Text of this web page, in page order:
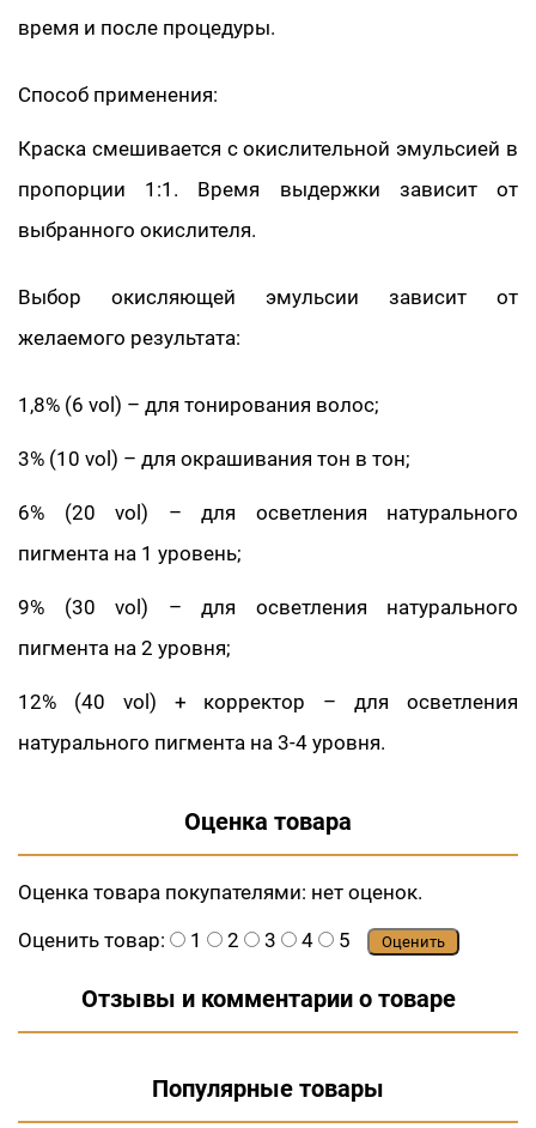
время и после процедуры.
Способ применения:
Краска смешивается с окислительной эмульсией в
пропорции 1:1. Время выдержки зависит от
выбранного окислителя.
Выбор окисляющей эмульсии зависит от
желаемого результата:
1,8% (6 vol) – для тонирования волос;
3% (10 vol) – для окрашивания тон в тон;
6% (20 vol) – для осветления натурального
пигмента на 1 уровень;
9% (30 vol) – для осветления натурального
пигмента на 2 уровня;
12% (40 vol) + корректор – для осветления
натурального пигмента на 3-4 уровня.
Оценка товара
Оценка товара покупателями: нет оценок.
Оценить товар:
1 2 3 4 5 Оценить
Отзывы и комментарии о товаре
Популярные товары